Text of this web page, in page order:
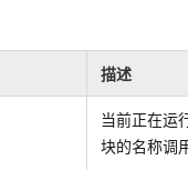
描述
当前正在运
块的名称调